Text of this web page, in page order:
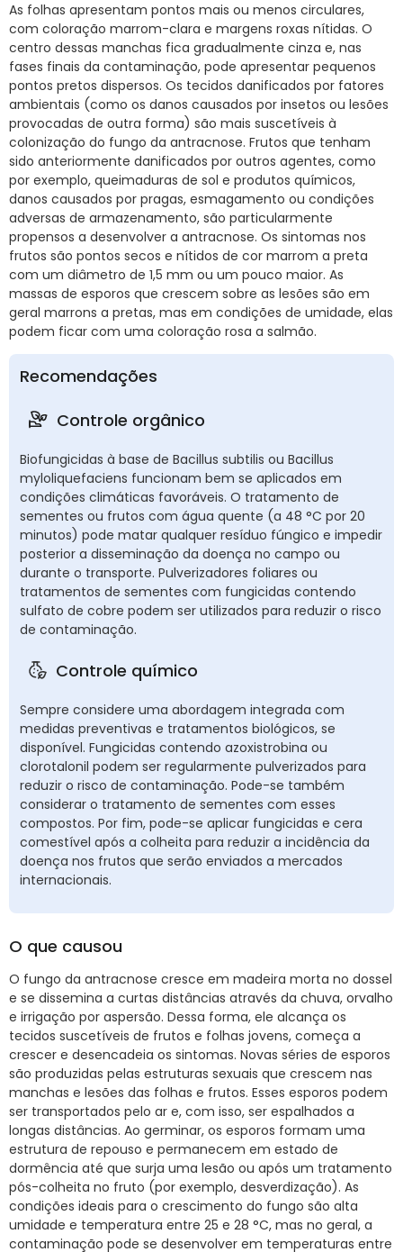
As folhas apresentam pontos mais ou menos circulares,
com coloração marrom-clara e margens roxas nítidas. O
centro dessas manchas fica gradualmente cinza e, nas
fases finais da contaminação, pode apresentar pequenos
pontos pretos dispersos. Os tecidos danificados por fatores
ambientais (como os danos causados por insetos ou lesões
provocadas de outra forma) são mais suscetíveis à
colonização do fungo da antracnose. Frutos que tenham
sido anteriormente danificados por outros agentes, como
por exemplo, queimaduras de sol e produtos químicos,
danos causados por pragas, esmagamento ou condições
adversas de armazenamento, são particularmente
propensos a desenvolver a antracnose. Os sintomas nos
frutos são pontos secos e nítidos de cor marrom a preta
com um diâmetro de 1,5 mm ou um pouco maior. As
massas de esporos que crescem sobre as lesões são em
geral marrons a pretas, mas em condições de umidade, elas
podem ficar com uma coloração rosa a salmão.
Recomendações
Controle orgânico
Biofungicidas à base de Bacillus subtilis ou Bacillus
myloliquefaciens funcionam bem se aplicados em
condições climáticas favoráveis. O tratamento de
sementes ou frutos com água quente (a 48 °C por 20
minutos) pode matar qualquer resíduo fúngico e impedir
posterior a disseminação da doença no campo ou
durante o transporte. Pulverizadores foliares ou
tratamentos de sementes com fungicidas contendo
sulfato de cobre podem ser utilizados para reduzir o risco
de contaminação.
Controle químico
Sempre considere uma abordagem integrada com
medidas preventivas e tratamentos biológicos, se
disponível. Fungicidas contendo azoxistrobina ou
clorotalonil podem ser regularmente pulverizados para
reduzir o risco de contaminação. Pode-se também
considerar o tratamento de sementes com esses
compostos. Por fim, pode-se aplicar fungicidas e cera
comestível após a colheita para reduzir a incidência da
doença nos frutos que serão enviados a mercados
internacionais.
O que causou
O fungo da antracnose cresce em madeira morta no dossel
e se dissemina a curtas distâncias através da chuva, orvalho
e irrigação por aspersão. Dessa forma, ele alcança os
tecidos suscetíveis de frutos e folhas jovens, começa a
crescer e desencadeia os sintomas. Novas séries de esporos
são produzidas pelas estruturas sexuais que crescem nas
manchas e lesões das folhas e frutos. Esses esporos podem
ser transportados pelo ar e, com isso, ser espalhados a
longas distâncias. Ao germinar, os esporos formam uma
estrutura de repouso e permanecem em estado de
dormência até que surja uma lesão ou após um tratamento
pós-colheita no fruto (por exemplo, desverdização). As
condições ideais para o crescimento do fungo são alta
umidade e temperatura entre 25 e 28 °C, mas no geral, a
contaminação pode se desenvolver em temperaturas entre